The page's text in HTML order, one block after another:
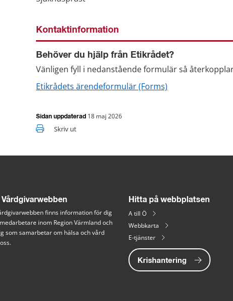
Kontaktinformation
Behöver du hjälp från Etikrådet?
Vänligen fyll i nedanstående formulär så
Etikrådets ärendeformulär (Forms)
Sidan uppdaterad 18 maj 2026
Skriv ut
Vårdgivarwebben
finns information för dig
inom Region Värmland och
som samarbetar om hälsa och vård
Hitta på webbplatsen
A till Ö
Webbkarta
E-tjänster
Krishantering